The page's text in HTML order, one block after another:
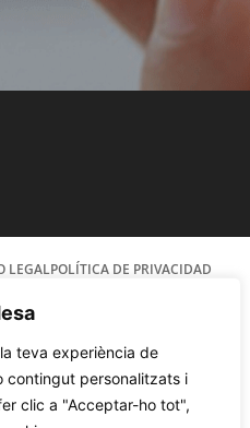
teva experiència de
contingut personalitzats i
clic a "Acceptar-ho tot",
LEGALPOLÍTICA DE PRIVACIDAD
Jordi Magaña